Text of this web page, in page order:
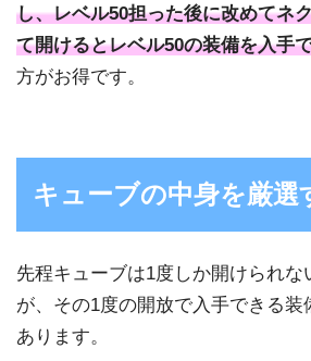
し、レベル50担った後に改めてネ
て開けるとレベル50の装備を入手
方がお得です。
キューブの中身を厳選
先程キューブは1度しか開けられな
が、その1度の開放で入手できる
あります。